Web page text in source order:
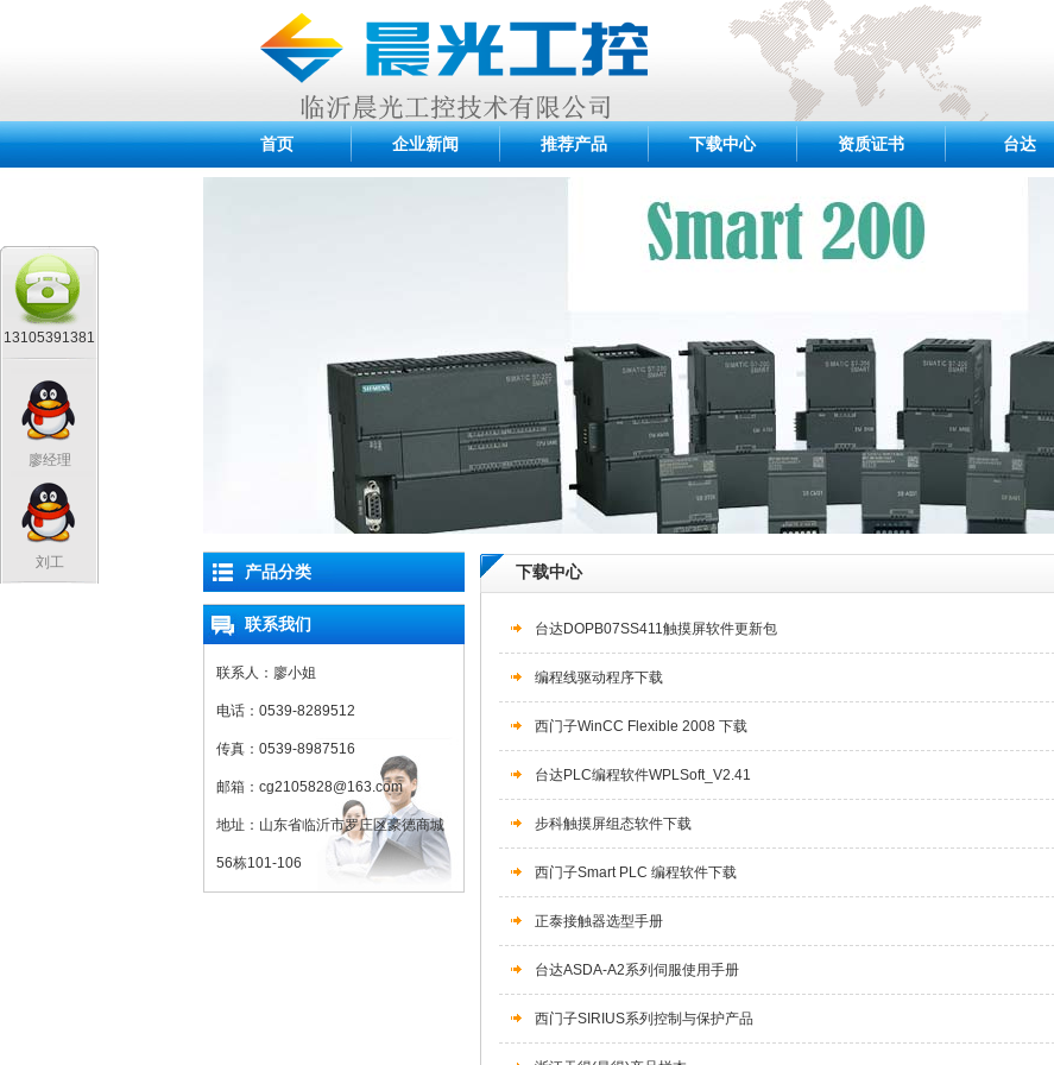
首页 企业新闻 推荐产品 下载中心 资质证书 台达
下载中心
台达DOPB07SS411触摸屏软件更新包
编程线驱动程序下载
西门子WinCC Flexible 2008 下载
台达PLC编程软件WPLSoft_V2.41
步科触摸屏组态软件下载
西门子Smart PLC 编程软件下载
正泰接触器选型手册
台达ASDA-A2系列伺服使用手册
西门子SIRIUS系列控制与保护产品
产品分类
联系我们
联系人：廖小姐
电话：0539-8289512
传真：0539-8987516
邮箱：cg2105828@163.com
地址：山东省临沂市罗庄区豪德商城
56栋101-106
13105391381
廖经理
刘工